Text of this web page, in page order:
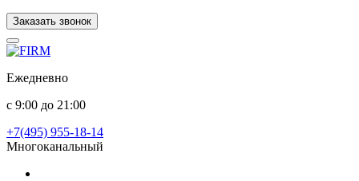
Заказать звонок
Ежедневно
с 9:00 до 21:00
+7(495) 955-18-14
Многоканальный